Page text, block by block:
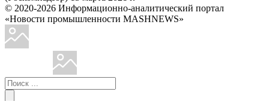
© 2020-2026 Информационно-аналитический портал
«Новости промышленности MASHNEWS»